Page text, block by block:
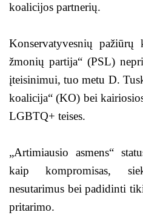
koalicijos partnerių.
Konservatyvesnių pažiūrų
žmonių partija“ (PSL)
įteisinimui, tuo metu D.
koalicija“ (KO) bei
LGBTQ+ teises.
„Artimiausio asmens“
kaip kompromisas,
nesutarimus bei padidinti
pritarimo.